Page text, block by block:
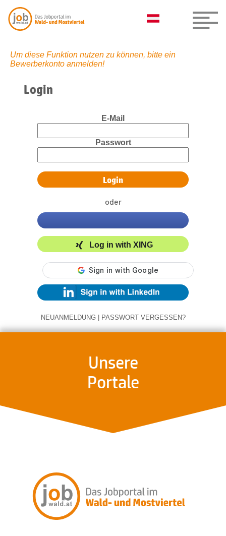
Um diese Funktion nutzen zu können, bitte ein
Bewerberkonto anmelden!
Login
E-Mail
Passwort
oder
Log in with XING
NEUANMELDUNG | PASSWORT VERGESSEN?
Unsere
Portale